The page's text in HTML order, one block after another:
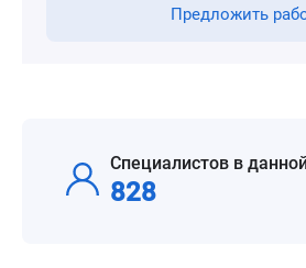
Предложить
Специалистов в
828